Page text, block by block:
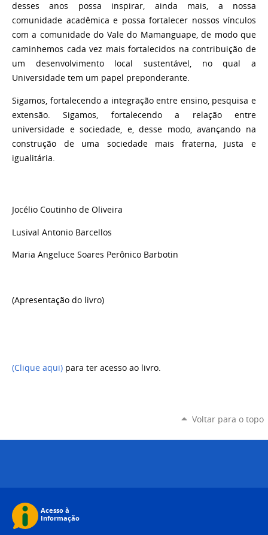
desses anos possa inspirar, ainda mais, a nossa
comunidade acadêmica e possa fortalecer nossos vínculos
com a comunidade do Vale do Mamanguape, de modo que
caminhemos cada vez mais fortalecidos na contribuição de
um desenvolvimento local sustentável, no qual a
Universidade tem um papel preponderante.
Sigamos, fortalecendo a integração entre ensino, pesquisa e
extensão. Sigamos, fortalecendo a relação entre
universidade e sociedade, e, desse modo, avançando na
construção de uma sociedade mais fraterna, justa e
igualitária.
Jocélio Coutinho de Oliveira
Lusival Antonio Barcellos
Maria Angeluce Soares Perônico Barbotin
(Apresentação do livro)
(Clique aqui) para ter acesso ao livro.
Voltar para o topo